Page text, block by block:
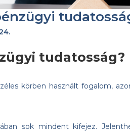
tudatosság?
körben használt fogalom,
sok mindent kifejez.